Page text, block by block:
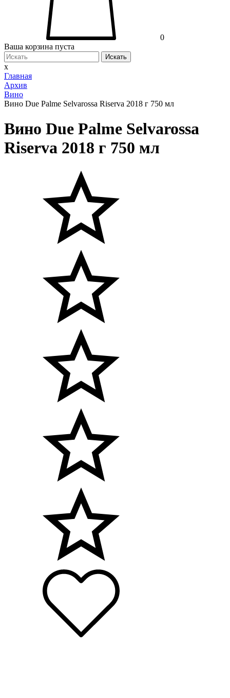
0
Ваша корзина пуста
Искать
x
Главная
Архив
Вино
Вино Due Palme Selvarossa Riserva 2018 г 750 мл
Вино Due Palme Selvarossa
Riserva 2018 г 750 мл